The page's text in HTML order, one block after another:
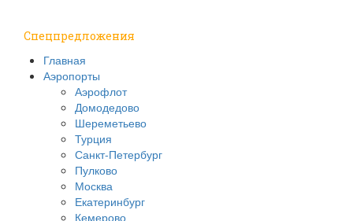
Спецпредложения
Главная
Аэропорты
Аэрофлот
Домодедово
Шереметьево
Турция
Санкт-Петербург
Пулково
Москва
Екатеринбург
Кемерово